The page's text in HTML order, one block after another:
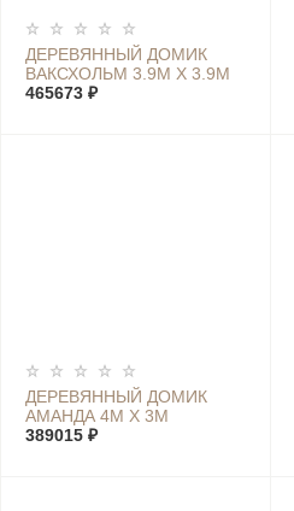
ДЕРЕВЯННЫЙ ДОМИК
ВАКСХОЛЬМ 3.9М Х 3.9М
465673 ₽
ДЕРЕВЯННЫЙ ДОМИК
АМАНДА 4М Х 3М
389015 ₽